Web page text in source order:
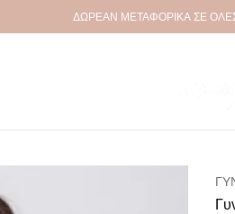
ΔΩΡΕΑΝ ΜΕΤΑΦΟΡΙΚΑ ΣΕ ΟΛΕΣ